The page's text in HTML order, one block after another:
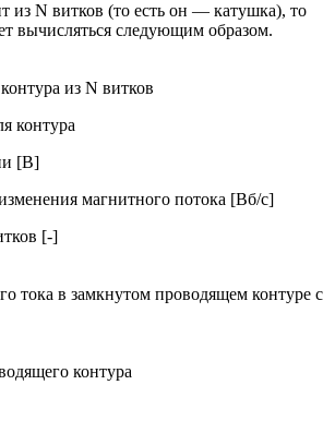
из ​N витков (то есть он — катушка), то
вычисляться следующим образом.
из N витков
[В]
магнитного потока [Вб/с]
[-]
тока в замкнутом проводящем контуре с
контура